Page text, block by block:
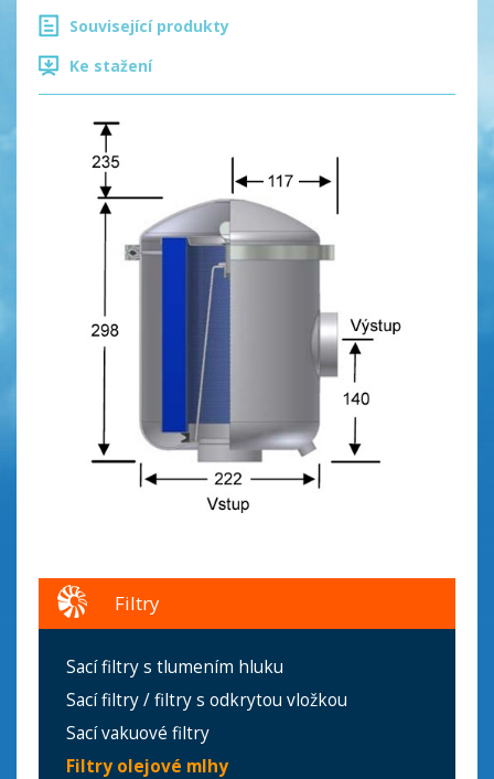
Související produkty
Ke stažení
Filtry
Sací filtry s tlumením hluku
Sací filtry / filtry s odkrytou vložkou
Sací vakuové filtry
Filtry olejové mlhy